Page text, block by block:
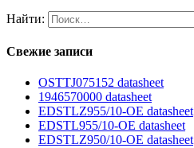
Найти:
Свежие записи
OSTTJ075152 datasheet
1946570000 datasheet
EDSTLZ955/10-OE datasheet
EDSTL955/10-OE datasheet
EDSTLZ950/10-OE datasheet